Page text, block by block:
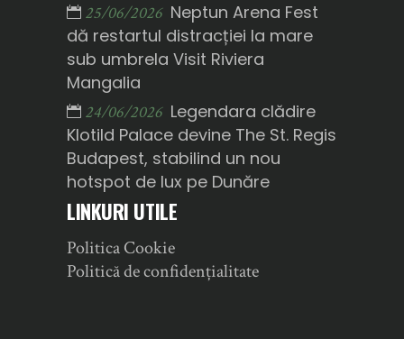
25/06/2026 Neptun Arena Fest
dă restartul distracției la mare
sub umbrela Visit Riviera
Mangalia
24/06/2026 Legendara clădire
Klotild Palace devine The St. Regis
Budapest, stabilind un nou
hotspot de lux pe Dunăre
LINKURI UTILE
Politica Cookie
Politică de confidențialitate